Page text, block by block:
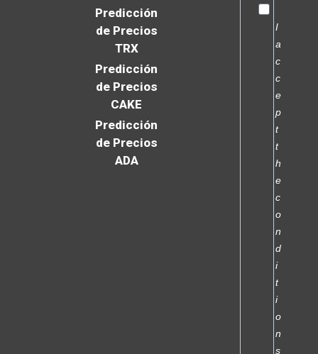
Predicción
de Precios
TRX
Predicción
de Precios
CAKE
Predicción
de Precios
ADA
I
a
c
c
e
p
t
t
h
e
c
o
n
d
i
t
i
o
n
s